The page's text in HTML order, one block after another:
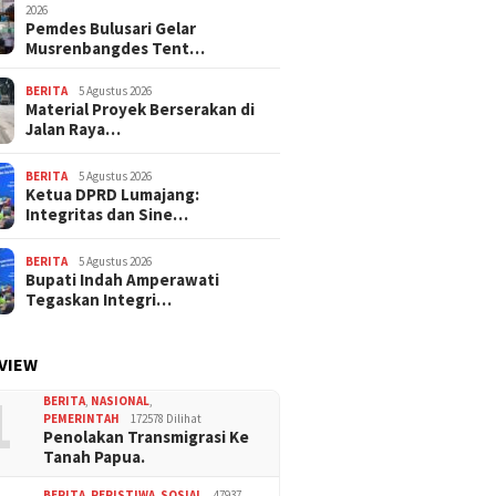
2026
Pemdes Bulusari Gelar
Musrenbangdes Tent…
BERITA 5 Agustus 2026
Material Proyek Berserakan di
Jalan Raya…
BERITA 5 Agustus 2026
Ketua DPRD Lumajang:
Integritas dan Sine…
BERITA 5 Agustus 2026
Bupati Indah Amperawati
Tegaskan Integri…
BERITA, NASIONAL,
PEMERINTAH
172578 Dilihat
Penolakan Transmigrasi Ke
Tanah Papua.